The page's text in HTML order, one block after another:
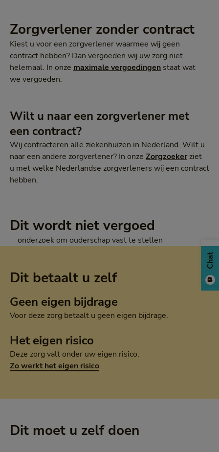
Zorgverlener zonder contract
Kiest u voor een zorgverlener waarmee wij geen
contract hebben? Dan vergoeden wij uw zorg niet
helemaal. In onze maximale vergoedingen staat wat
we vergoeden.
Wilt u naar een zorgverlener met
een contract?
Wij contracteren alle ziekenhuizen in Nederland. Wilt u
naar een andere zorgverlener? In onze Zorgzoeker ziet
u met welke Nederlandse zorgverleners wij een contract
hebben.
Dit wordt niet vergoed
onderzoek om ouderschap vast te stellen
Dit betaalt u zelf
Geen eigen bijdrage
Voor deze zorg betaalt u geen eigen bijdrage.
Het eigen risico
Deze zorg valt onder uw eigen risico.
Zo werkt het eigen risico
Dit moet u zelf doen
Chat